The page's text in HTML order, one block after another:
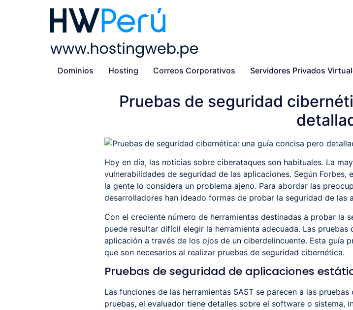
Dominios Hosting Correos Corporativos Servidores Privados
Pruebas de seguridad
Hoy en día, las noticias sobre ciberataques son habituales. La
vulnerabilidades de seguridad de las aplicaciones. Según
la gente lo considera un problema ajeno. Para abordar las
desarrolladores han ideado formas de probar la seguridad de las
Con el creciente número de herramientas destinadas a probar la
puede resultar difícil elegir la herramienta adecuada. Las
aplicación a través de los ojos de un ciberdelincuente. Esta guía
que son necesarios al realizar pruebas de seguridad cibernética.
Pruebas de seguridad de aplicaciones
Las funciones de las herramientas SAST se parecen a las
pruebas, el evaluador tiene detalles sobre el software o sistema,